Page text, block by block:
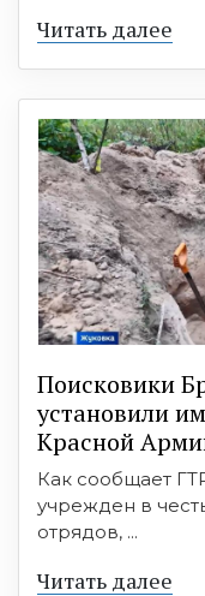
Читать далее
Поисковики
установили
Красной
Как сообщает
учрежден в
отрядов, ...
Читать далее